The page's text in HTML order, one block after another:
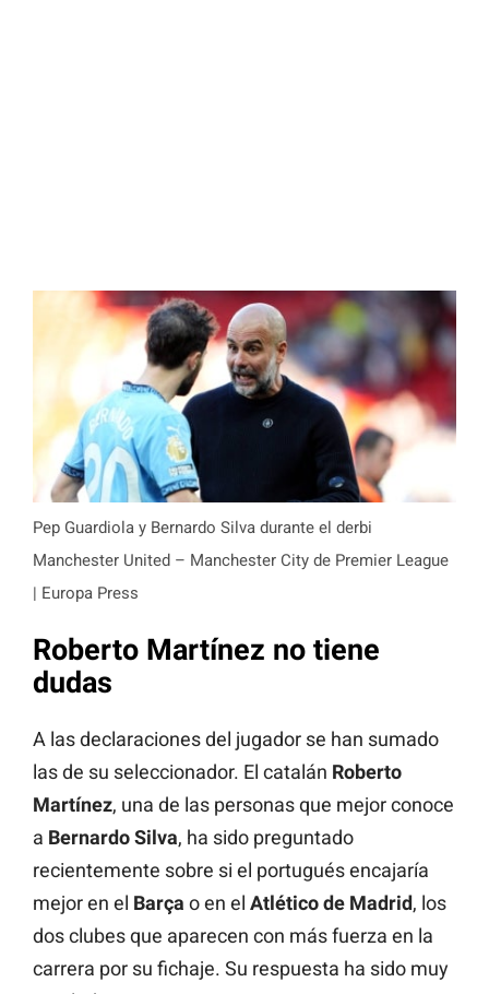
Pep Guardiola y Bernardo Silva durante el derbi
Manchester United – Manchester City de Premier League
| Europa Press
Roberto Martínez no tiene
dudas
A las declaraciones del jugador se han sumado
las de su seleccionador. El catalán Roberto
Martínez, una de las personas que mejor conoce
a Bernardo Silva, ha sido preguntado
recientemente sobre si el portugués encajaría
mejor en el Barça o en el Atlético de Madrid, los
dos clubes que aparecen con más fuerza en la
carrera por su fichaje. Su respuesta ha sido muy